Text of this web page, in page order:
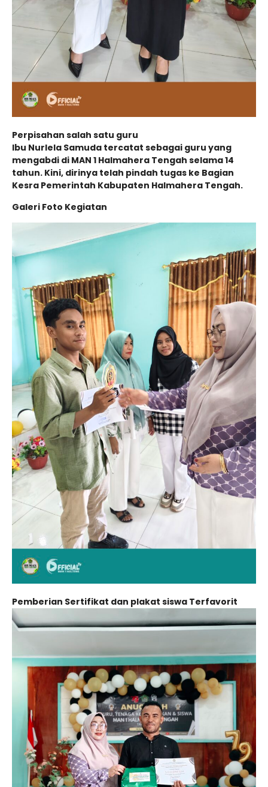
Perpisahan salah satu guru
Ibu Nurlela Samuda tercatat sebagai guru yang
mengabdi di MAN 1 Halmahera Tengah selama 14
tahun. Kini, dirinya telah pindah tugas ke Bagian
Kesra Pemerintah Kabupaten Halmahera Tengah.
Galeri Foto Kegiatan
Pemberian Sertifikat dan plakat siswa Terfavorit